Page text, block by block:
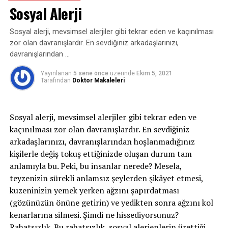
tedavi edilebilmesi için destekleyici psikoterapi
uygulaması önerilmektedir. Eğer bu durum gebelik
testinin negatif sonuçlanmasına rağmen devam
ediyorsa, hastaya uygulanan antipsikotik ilaçlarla olumlu
sonuçlar alınabilmektedir.” şeklinde konuştu.
SIRADAKI
Vajinismus
KAÇIRMAYIN
Osteoporoz Önlenebilir Mi?
çok akciğerlerde ortaya çıkan ağır ya da tekrarlayan
enfeksiyonların bir sonucudur. Bu durumun istisnası
konjenital bronşektaziler sayılabilir. Konjenital
bronşektazilerde bronş duvarında kıkırdak gelişimi
sorunları olabilmektedir.
Bronşektazinin semptomları nelerdir?
bazen kanlı balgam (hemoptizi) da olabilir.
Bronşektazisi görece yaygın olan hastalar özellikle
kış mevsiminde enfeksiyonlardan dolayı fazla
miktarda balgam çıkarabilirler. Bronşektazinin yeri
ve yaygınlığı çok önemlidir. Lokalize bronşektaziler
karinanın alt tarafındaysalar sekresyonlardan dolayı
sık sık enfekte olabilirler. Üst loblarda olan
bronşektaziler daha çok akciğer tüberkülozu sekeli
olarak değerlendirilebilirler. Genelikle enfekte
Sosyal Alerji
Sosyal alerji, mevsimsel alerjiler gibi tekrar eden ve kaçınılması
zor olan davranışlardır. En sevdiğiniz arkadaşlarınızı,
davranışlarından …
Yayınlanan 5 sene önce üzerinde Ekim 5, 2021
Tarafından Doktor Makaleleri
Sosyal alerji, mevsimsel alerjiler gibi tekrar eden ve
kaçınılması zor olan davranışlardır. En sevdiğiniz
arkadaşlarınızı, davranışlarından hoşlanmadığınız
kişilerle değiş tokuş ettiğinizde oluşan durum tam
anlamıyla bu. Peki, bu insanlar nerede? Mesela,
teyzenizin sürekli anlamsız şeylerden şikâyet etmesi,
kuzeninizin yemek yerken ağzını şapırdatması
(gözünüzün önüne getirin) ve yedikten sonra ağzını kol
kenarlarına silmesi. Şimdi ne hissediyorsunuz?